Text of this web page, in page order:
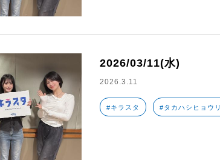
2026/03/11(水)
2026.3.11
#キラスタ #タカハシヒョウリ